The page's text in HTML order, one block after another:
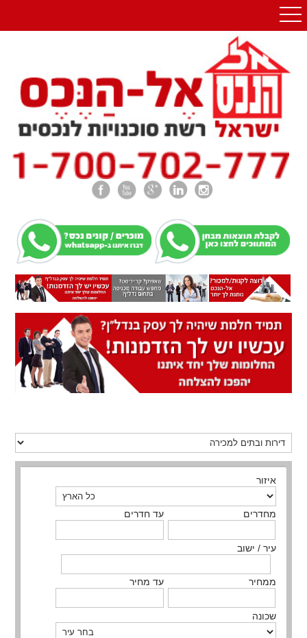
איזור
מחדרים עד חדרים
עיר / ישוב
ממחיר עד מחיר
שכונה